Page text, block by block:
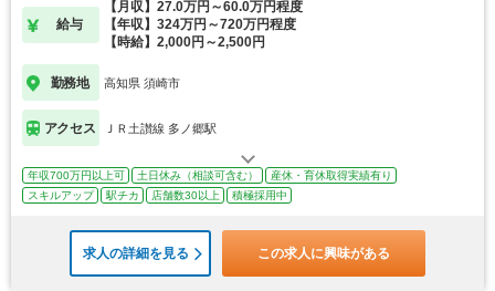
給与
【月収】27.0万円～60.0万円程度
【年収】324万円～720万円程度
【時給】2,000円～2,500円
勤務地 高知県 須崎市
アクセス ＪＲ土讃線 多ノ郷駅
年収700万円以上可 土日休み（相談可含む）
産休・育休取得実績有り
スキルアップ
駅チカ 店舗数30以上 積極採用中
求人の詳細を見る この求人に興味がある